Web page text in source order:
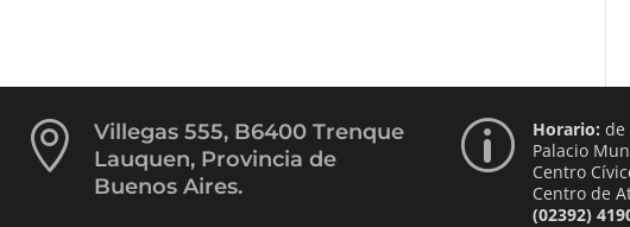

Villegas 555, B6400 Trenque
Lauquen, Provincia de
Buenos Aires.
p Horario: de
Palacio
Centro
Centro de
(02392)